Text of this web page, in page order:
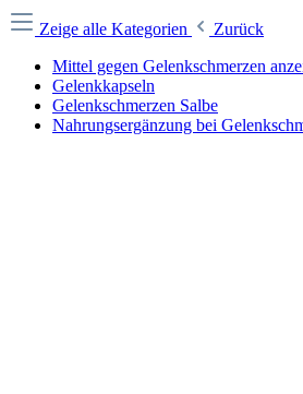
Zeige alle Kategorien
Zurück
Mittel gegen Gelenkschmerzen
Gelenkkapseln
Gelenkschmerzen Salbe
Nahrungsergänzung bei